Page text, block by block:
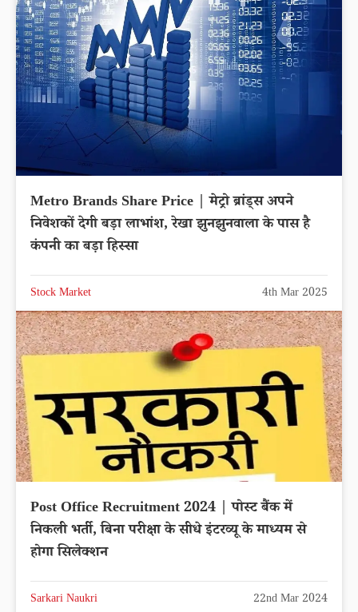
Metro Brands Share Price | मेट्रो ब्रांड्स अपने
निवेशकों देगी बड़ा लाभांश, रेखा झुनझुनवाला के पास है
कंपनी का बड़ा हिस्सा
Stock Market 4th Mar 2025
Post Office Recruitment 2024 | पोस्ट बैंक में
निकली भर्ती, बिना परीक्षा के सीधे इंटरव्यू के माध्यम से
होगा सिलेक्शन
Sarkari Naukri 22nd Mar 2024